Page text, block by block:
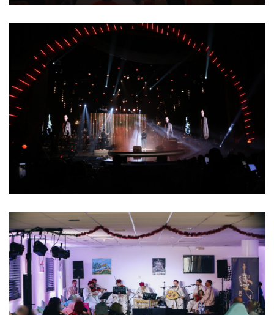
13 mars 2023
سهرة 11 مارس مسابقة الأنماط الجديدة
11 mars 2023
Spectacle Centre Personnes âgées